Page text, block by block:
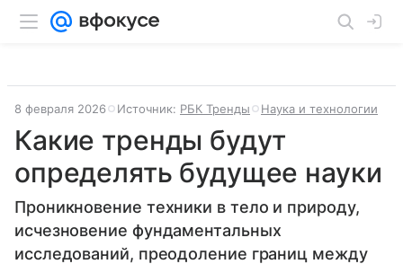
8 февраля 2026 Источник: РБК Тренды Наука и технологии
Какие тренды будут
определять будущее науки
Проникновение техники в тело и природу,
исчезновение фундаментальных
исследований, преодоление границ между